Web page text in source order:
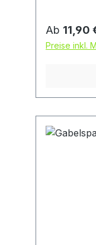
Regulärer
Ab 11,90
Preise inkl.